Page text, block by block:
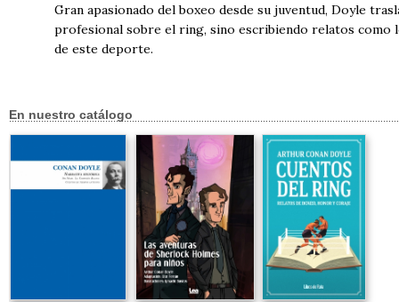
Gran apasionado del boxeo desde su juventud, Doyle
profesional sobre el ring, sino escribiendo relatos como
de este deporte.
En nuestro catálogo